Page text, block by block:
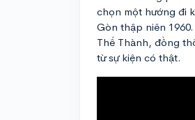
chọn một hướng đi
Gòn thập niên
Thế Thành, đồng
từ sự kiện có thật.